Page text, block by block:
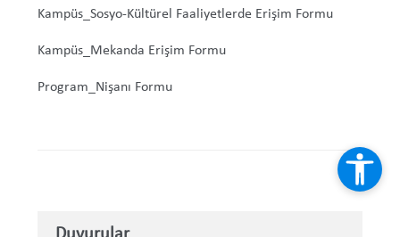
DEÜ Kalite Koordinatörlüğü
Kampüs_Sosyo-Kültürel Faaliyetlerde Erişim Formu
Kampüs_Mekanda Erişim Formu
Program_Nişanı Formu